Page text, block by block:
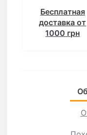
Бесплатная
доставка от
1000 грн